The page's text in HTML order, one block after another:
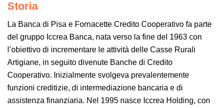
Storia
La Banca di Pisa e Fornacette Credito Cooperativo fa parte
del gruppo Iccrea Banca, nata verso la fine del 1963 con
l’obiettivo di incrementare le attività delle Casse Rurali
Artigiane, in seguito divenute Banche di Credito
Cooperativo. Inizialmente svolgeva prevalentemente
funzioni creditizie, di intermediazione bancaria e di
assistenza finanziaria. Nel 1995 nasce Iccrea Holding, con